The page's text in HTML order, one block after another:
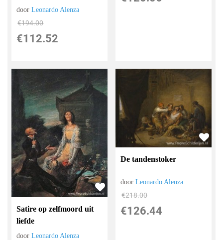
doorLeonardo Alenza
€194.00
€112.52
Satire op zelfmoord uit
liefde
doorLeonardo Alenza
De tandenstoker
doorLeonardo Alenza
€218.00
€126.44